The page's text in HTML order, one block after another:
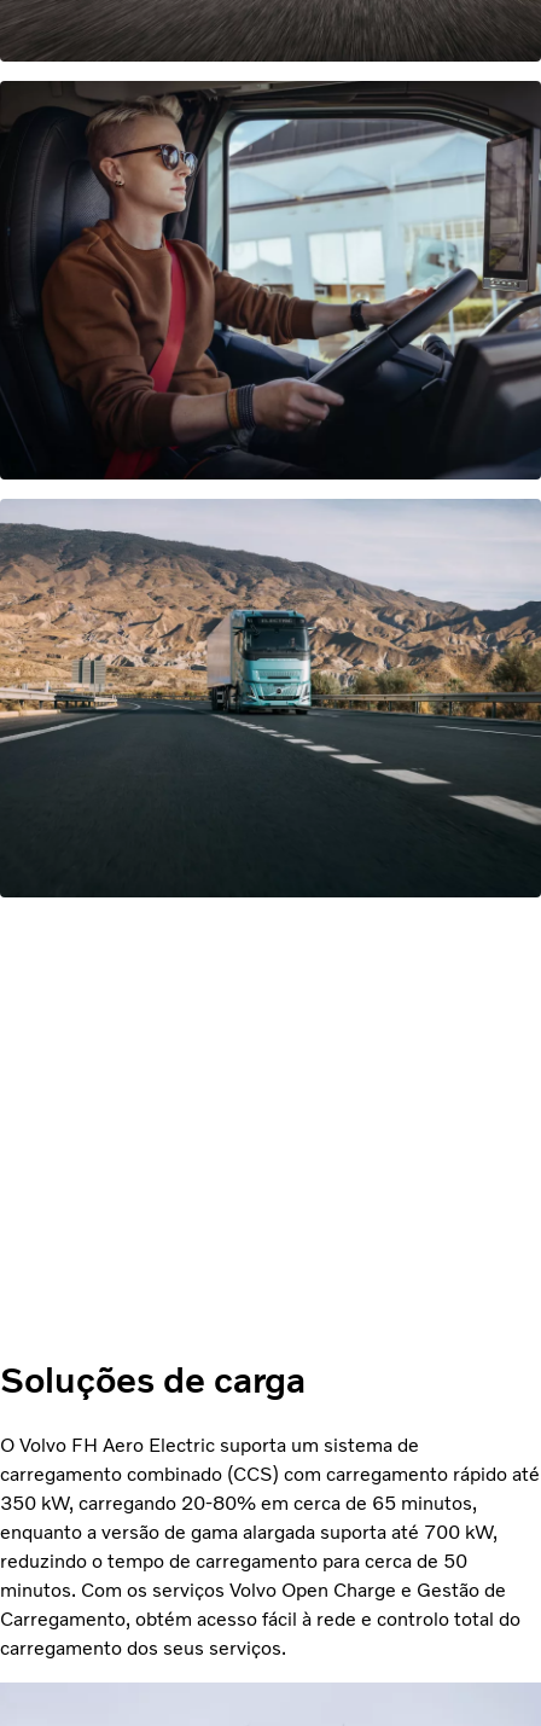
Soluções de carga
O Volvo FH Aero Electric suporta um sistema de
carregamento combinado (CCS) com carregamento rápido até
350 kW, carregando 20-80% em cerca de 65 minutos,
enquanto a versão de gama alargada suporta até 700 kW,
reduzindo o tempo de carregamento para cerca de 50
minutos. Com os serviços Volvo Open Charge e Gestão de
Carregamento, obtém acesso fácil à rede e controlo total do
carregamento dos seus serviços.